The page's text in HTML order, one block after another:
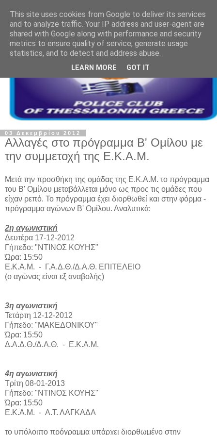
03 Δεκεμβρίου 2012
Αλλαγές στο πρόγραμμα Β' Ομίλου με
την συμμετοχή της Ε.Κ.Α.Μ.
Μετά την προσθήκη της ομάδας της Ε.Κ.Α.Μ. το πρόγραμμα
του Β' Ομίλου μεταβάλλεται μόνο ως προς τις ομάδες που
είχαν ρεπό. Το πρόγραμμα έχει διορθωθεί και στην φόρμα -
πρόγραμμα αγώνων Β' Ομίλου. Αναλυτικά:
2η αγωνιστική
Δευτέρα 17-12-2012
Γήπεδο: "ΝΤΙΝΟΣ ΚΟΥΗΣ"
Ώρα: 15:50
Ε.Κ.Α.Μ. - Γ.Α.Δ.Θ./Δ.Α.Θ. ΕΠΙΤΕΛΕΙΟ
(ο αγώνας είναι εξ αναβολής)
3η αγωνιστική
Τετάρτη 12-12-2012
Γήπεδο: "ΜΑΚΕΔΟΝΙΚΟΥ"
Ώρα: 15:50
Δ.Α.Δ.Θ./Δ.Α.Θ. - Ε.Κ.Α.Μ.
4η αγωνιστική
Τρίτη 08-01-2013
Γήπεδο: "ΝΤΙΝΟΣ ΚΟΥΗΣ"
Ώρα: 15:50
Ε.Κ.Α.Μ. - Α.Τ. ΛΑΓΚΑΔΑ
το υπόλοιπο πρόγραμμα υπάρχει διορθωμένο στην
This site uses cookies from Google to deliver its services
and to analyze traffic. Your IP address and user-agent are
shared with Google along with performance and security
metrics to ensure quality of service, generate usage
statistics, and to detect and address abuse.
LEARN MORE GOT IT